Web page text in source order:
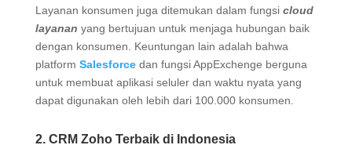
Layanan konsumen juga ditemukan dalam fungsi cloud
layanan yang bertujuan untuk menjaga hubungan baik
dengan konsumen. Keuntungan lain adalah bahwa
platform Salesforcedan fungsi AppExchenge berguna
untuk membuat aplikasi seluler dan waktu nyata yang
dapat digunakan oleh lebih dari 100.000 konsumen.
2. CRM Zoho Terbaik di Indonesia